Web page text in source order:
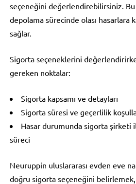
seçeneğini değerlendirebilirsiniz. Bu
depolama sürecinde olası hasarlara
sağlar.
Sigorta seçeneklerini
gereken noktalar:
Sigorta kapsamı ve detayları
Sigorta süresi ve geçerlilik
Hasar durumunda sigorta şirketi
süreci
Neuruppin uluslararası evden eve
doğru sigorta seçeneğini belirlemek,